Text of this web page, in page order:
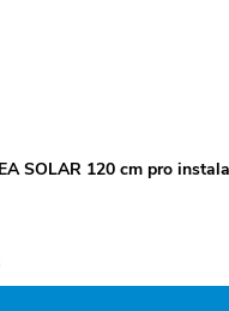
SOLAR 120 cm pro